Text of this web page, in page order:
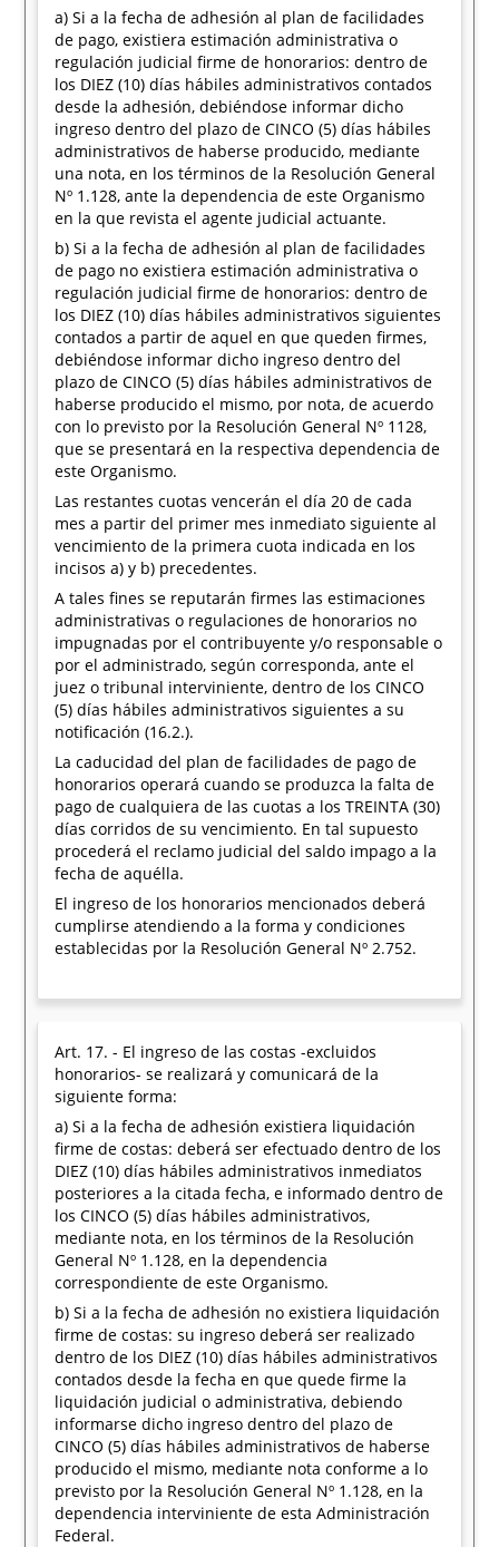
a) Si a la fecha de adhesión al plan de facilidades
de pago, existiera estimación administrativa o
regulación judicial firme de honorarios: dentro de
los DIEZ (10) días hábiles administrativos contados
desde la adhesión, debiéndose informar dicho
ingreso dentro del plazo de CINCO (5) días hábiles
administrativos de haberse producido, mediante
una nota, en los términos de la Resolución General
Nº 1.128, ante la dependencia de este Organismo
en la que revista el agente judicial actuante.
b) Si a la fecha de adhesión al plan de facilidades
de pago no existiera estimación administrativa o
regulación judicial firme de honorarios: dentro de
los DIEZ (10) días hábiles administrativos siguientes
contados a partir de aquel en que queden firmes,
debiéndose informar dicho ingreso dentro del
plazo de CINCO (5) días hábiles administrativos de
haberse producido el mismo, por nota, de acuerdo
con lo previsto por la Resolución General Nº 1128,
que se presentará en la respectiva dependencia de
este Organismo.
Las restantes cuotas vencerán el día 20 de cada
mes a partir del primer mes inmediato siguiente al
vencimiento de la primera cuota indicada en los
incisos a) y b) precedentes.
A tales fines se reputarán firmes las estimaciones
administrativas o regulaciones de honorarios no
impugnadas por el contribuyente y/o responsable o
por el administrado, según corresponda, ante el
juez o tribunal interviniente, dentro de los CINCO
(5) días hábiles administrativos siguientes a su
notificación (16.2.).
La caducidad del plan de facilidades de pago de
honorarios operará cuando se produzca la falta de
pago de cualquiera de las cuotas a los TREINTA (30)
días corridos de su vencimiento. En tal supuesto
procederá el reclamo judicial del saldo impago a la
fecha de aquélla.
El ingreso de los honorarios mencionados deberá
cumplirse atendiendo a la forma y condiciones
establecidas por la Resolución General Nº 2.752.
Art. 17. - El ingreso de las costas -excluidos
honorarios- se realizará y comunicará de la
siguiente forma:
a) Si a la fecha de adhesión existiera liquidación
firme de costas: deberá ser efectuado dentro de los
DIEZ (10) días hábiles administrativos inmediatos
posteriores a la citada fecha, e informado dentro de
los CINCO (5) días hábiles administrativos,
mediante nota, en los términos de la Resolución
General Nº 1.128, en la dependencia
correspondiente de este Organismo.
b) Si a la fecha de adhesión no existiera liquidación
firme de costas: su ingreso deberá ser realizado
dentro de los DIEZ (10) días hábiles administrativos
contados desde la fecha en que quede firme la
liquidación judicial o administrativa, debiendo
informarse dicho ingreso dentro del plazo de
CINCO (5) días hábiles administrativos de haberse
producido el mismo, mediante nota conforme a lo
previsto por la Resolución General Nº 1.128, en la
dependencia interviniente de esta Administración
Federal.